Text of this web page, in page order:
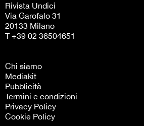
Rivista Undici
Via Garofalo 31
20133 Milano
T +39 02 36504651
Chi siamo
Mediakit
Pubblicità
Termini e condizioni
Privacy Policy
Cookie Policy